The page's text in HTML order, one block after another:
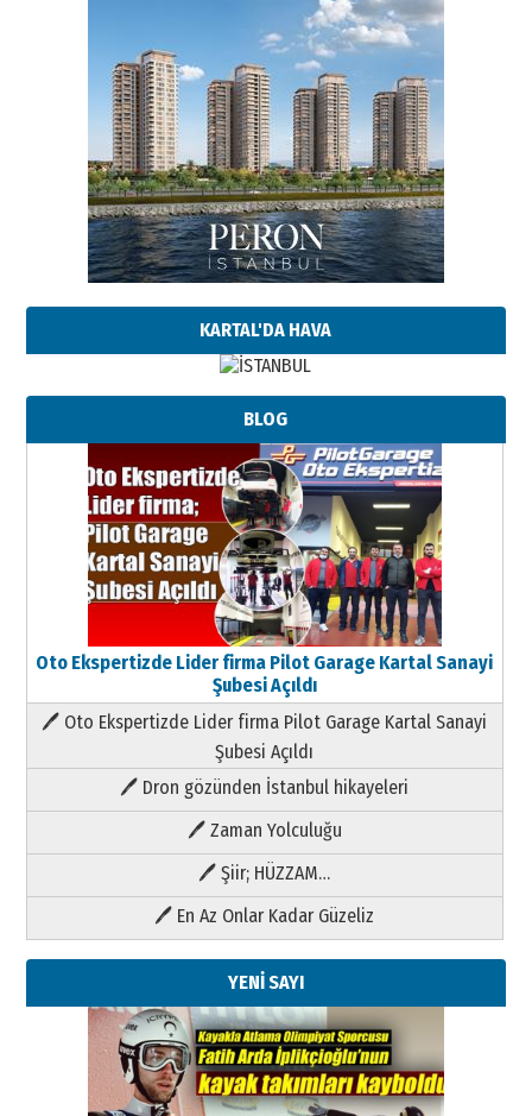
KARTAL'DA HAVA
BLOG
Oto Ekspertizde Lider firma Pilot Garage Kartal Sanayi
Şubesi Açıldı
🖊 Oto Ekspertizde Lider firma Pilot Garage Kartal Sanayi
Şubesi Açıldı
🖊 Dron gözünden İstanbul hikayeleri
🖊 Zaman Yolculuğu
🖊 Şiir; HÜZZAM…
🖊 En Az Onlar Kadar Güzeliz
YENİ SAYI